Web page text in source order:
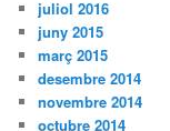
juliol 2016
juny 2015
març 2015
desembre 2014
novembre 2014
octubre 2014